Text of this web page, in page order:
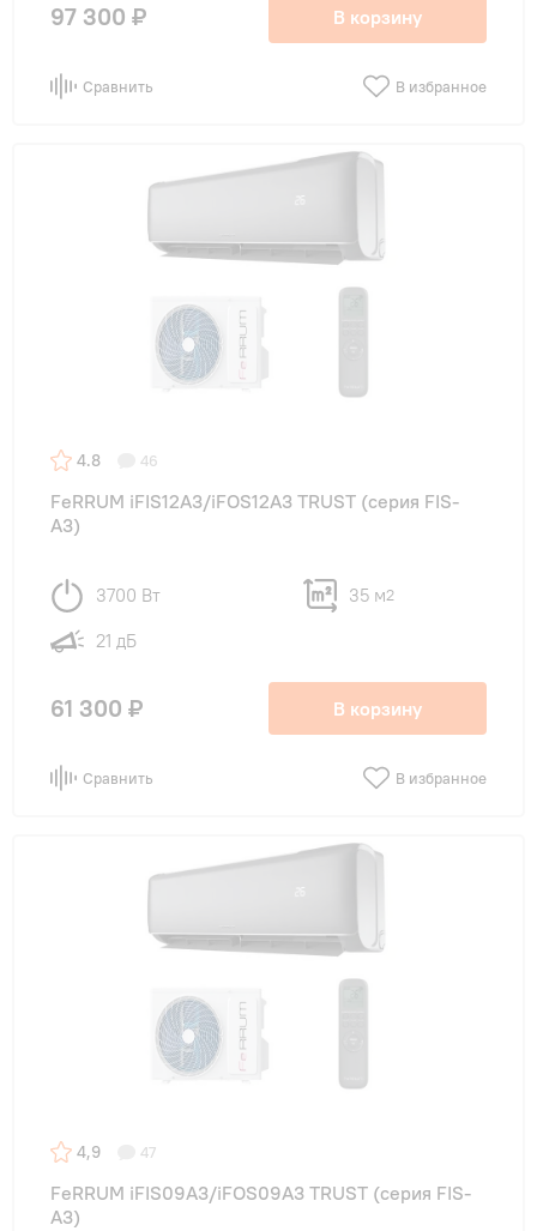
97 300 ₽ В корзину
Сравнить В избранное
4.8 46
FeRRUM iFIS12A3/iFOS12A3 TRUST (cерия FIS-
A3)
3700 Вт 35 м2
21 дБ
61 300 ₽ В корзину
Сравнить В избранное
4,9 47
FeRRUM iFIS09A3/iFOS09A3 TRUST (cерия FIS-
A3)